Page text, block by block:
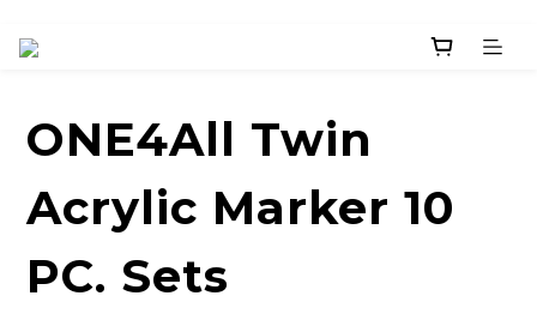
ONE4All Twin
Acrylic Marker 10
PC. Sets